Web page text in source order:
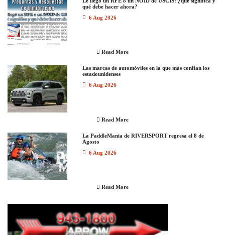
qué debe hacer ahora?
6 Aug 2026
Read More
Las marcas de automóviles en la que más confían los
estadounidenses
6 Aug 2026
Read More
La PaddleMania de RIVERSPORT regresa el 8 de
Agosto
6 Aug 2026
Read More